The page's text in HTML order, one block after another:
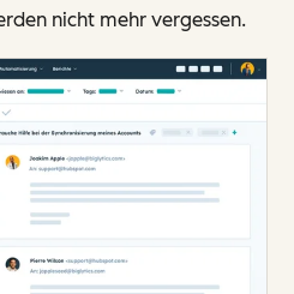
nicht mehr vergessen.